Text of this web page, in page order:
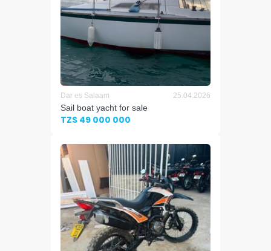
Dar es Salaam 25.04.2026
Sail boat yacht for sale
TZS 49 000 000